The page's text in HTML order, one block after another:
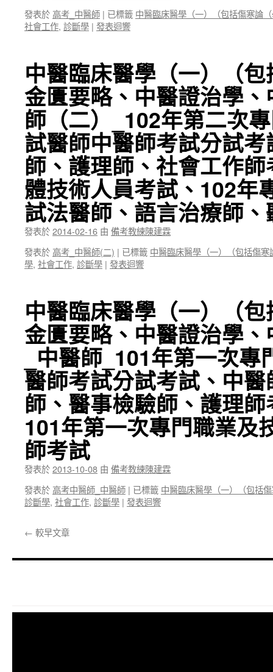
發表於 高考_中醫師 | 已標籤 中醫臨床醫學（一）（包括傷寒論
社會工作, 診斷學 | 發表迴響
中醫臨床醫學（一）（
金匱要略、中醫證治學
師（二）_102年第二次
試醫師中醫師考試分試
師、護理師、社會工作
體技術人員考試、102年
試法醫師、語言治療師
發表於2014-02-16 由 備考教練陳建霖
發表於 高考_中醫師(二) | 已標籤 中醫臨床醫學（一）（包括傷
學, 社會工作, 診斷學 | 發表迴響
中醫臨床醫學（一）（
金匱要略、中醫證治學
_中醫師_101年第一次
醫師考試分試考試、中
師、醫事檢驗師、護理
101年第一次專門職業及
師考試
發表於2013-10-08 由 備考教練陳建霖
發表於 高考中醫師_中醫師 | 已標籤 中醫臨床醫學（一）（包括
診斷學, 社會工作, 診斷學 | 發表迴響
← 較早文章